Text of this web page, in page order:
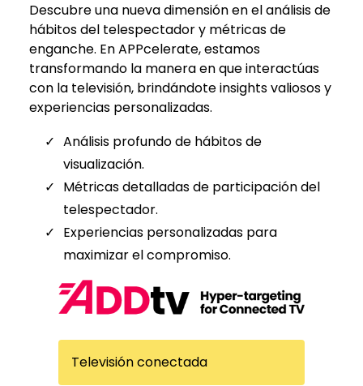
Descubre una nueva dimensión en el análisis de
hábitos del telespectador y métricas de
enganche. En APPcelerate, estamos
transformando la manera en que interactúas
con la televisión, brindándote insights valiosos y
experiencias personalizadas.
Análisis profundo de hábitos de
visualización.
Métricas detalladas de participación del
telespectador.
Experiencias personalizadas para
maximizar el compromiso.
Televisión conectada